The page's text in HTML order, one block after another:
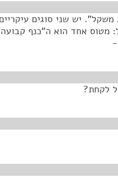
משקל". יש שני סוגים
מטוס אחד הוא ה"כנף
-
לקחת?